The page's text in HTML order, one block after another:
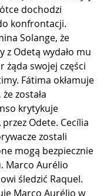
dochodzi
konfrontacji.
Solange, że
z Odetą wydało mu
żąda swojej części
Fátima okłamuje
została
krytykuje
przez Odete. Cecília
zostali
mogą bezpiecznie
Marco Aurélio
śledzić Raquel.
Marco Aurélio w